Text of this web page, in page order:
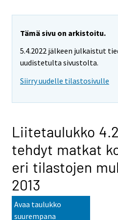
Tämä sivu on arkistoitu.
5.4.2022 jälkeen julkaistut
uudistetulta sivustolta.
Siirry uudelle tilastosivulle
Liitetaulukko
tehdyt matkat
eri tilastojen
2013
Avaa taulukko
suurempana